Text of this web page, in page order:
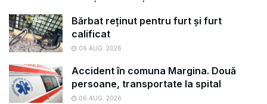
Bărbat reținut pentru furt și furt
calificat
06 AUG. 2026
Accident în comuna Margina. Două
persoane, transportate la spital
06 AUG. 2026